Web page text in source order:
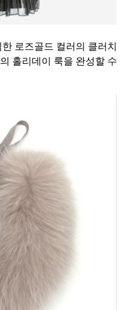
로즈골드 컬러의 클러치
홀리데이 룩을 완성할 수